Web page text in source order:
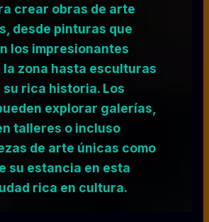
crear obras de arte
desde pinturas que
los impresionantes
la zona hasta esculturas
su rica historia. Los
explorar galerías,
talleres o incluso
de arte únicas como
su estancia en esta
rica en cultura.